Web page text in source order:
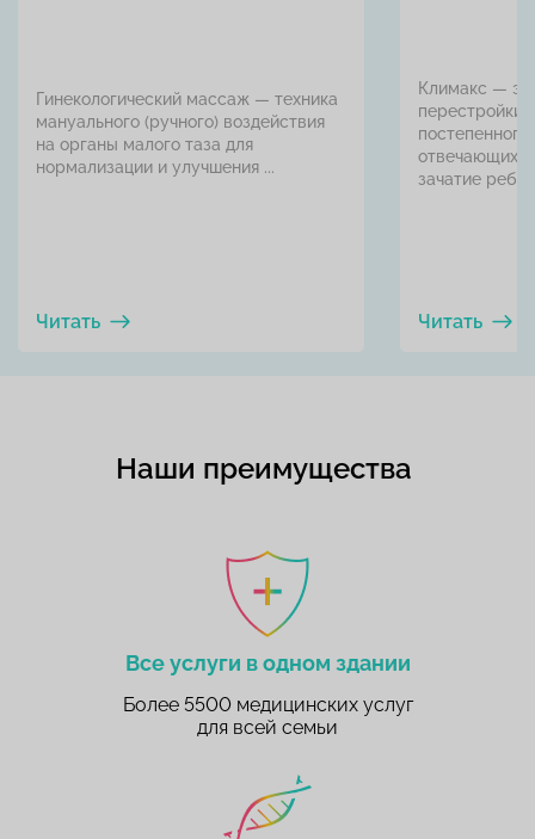
Гинекологический массаж — техника
мануального (ручного) воздействия
на органы малого таза для
нормализации и улучшения ...
Читать
Климакс —
перестройки
отвечающих
зачатие
Читать
Наши преимущества
Все услуги в одном здании
Более 5500 медицинских услуг
для всей семьи